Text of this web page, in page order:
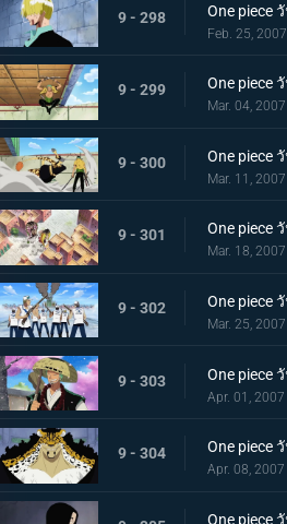
9 - 298
Feb. 25, 2007
9 - 299
Mar. 04, 2007
9 - 300
Mar. 11, 2007
9 - 301
Mar. 18, 2007
9 - 302
Mar. 25, 2007
9 - 303
Apr. 01, 2007
9 - 304
Apr. 08, 2007